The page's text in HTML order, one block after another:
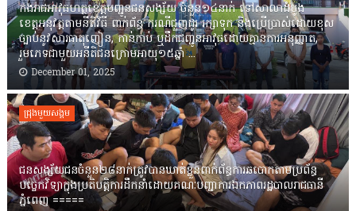
កងរាជឣាវុធហត្ថខេត្តបញ្ជូនជនសង្ស័យ ចំនួន១៤នាក់ ទៅសាលាដំបូង
ខេត្តឣនុវត្តតាមនីតិវិធី ពាក់ព័ន្ធ ករណីជួញដូរ រក្សាទុក និងប្រើប្រាស់ដោយខុស
ច្បាប់នូវសារធាតុញៀន, កាន់កាប់ ឬដឹកជញ្ជូនអាវុធដោយគ្មានការអនុញ្ញាត,
រួមភេទជាមួយអនីតិជនក្រោមអាយុ១៥ឆ្នាំ ...
December 01, 2025
ជ្រុងមួយសង្គម
ជនសង្ស័យជនចំនួន២៨នាក់ត្រូវបានឃាត់ខ្លួនពាក់ព័ន្ធការឆបោកតាមប្រព័ន្ធ
បច្ចេកវិទ្យាក្នុងប្រតិបត្តិការដឹកនាំដោយគណៈបញ្ជាការឯកភាពរដ្ឋបាលរាជធានី
ភ្នំពេញ ‎=====